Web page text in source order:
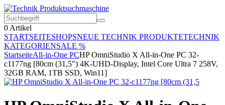
0 Artikel
STARTSEITESHOPSNEUE TECHNIK PRODUKTETECHNIK
KATEGORIENSALE %
StartseiteAll-in-One PCHP OmniStudio X All-in-One PC 32-
c1177ng [80cm (31,5") 4K-UHD-Display, Intel Core Ultra 7 258V,
32GB RAM, 1TB SSD, Win11]